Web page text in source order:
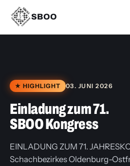
SBOO
★ HIGHLIGHT 03. JUNI 2026
Einladung zum 71.
SBOO Kongress
EINLADUNG ZUM 71.
Schachbezirkes Oldenburg-